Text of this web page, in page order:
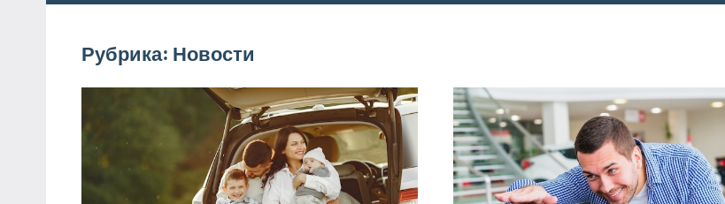
Рубрика: Новости